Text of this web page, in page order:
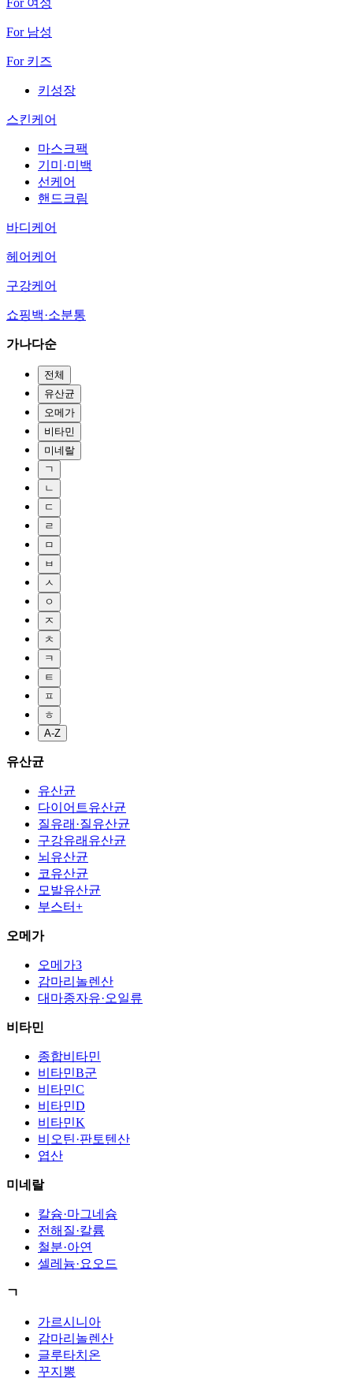
For 남성
For 키즈
키성장
스킨케어
마스크팩
기미·미백
선케어
핸드크림
바디케어
헤어케어
구강케어
쇼핑백·소분통
가나다순
전체
유산균
오메가
비타민
미네랄
ㄱ
ㄴ
ㄷ
ㄹ
ㅁ
ㅂ
ㅅ
ㅇ
ㅈ
ㅊ
ㅋ
ㅌ
ㅍ
ㅎ
A-Z
유산균
유산균
다이어트유산균
질유래·질유산균
구강유래유산균
뇌유산균
코유산균
모발유산균
부스터+
오메가
오메가3
감마리놀렌산
대마종자유·오일류
비타민
종합비타민
비타민B군
비타민C
비타민D
비타민K
비오틴·판토텐산
엽산
미네랄
칼슘·마그네슘
전해질·칼륨
철분·아연
셀레늄·요오드
ㄱ
가르시니아
감마리놀렌산
글루타치온
꾸지뽕